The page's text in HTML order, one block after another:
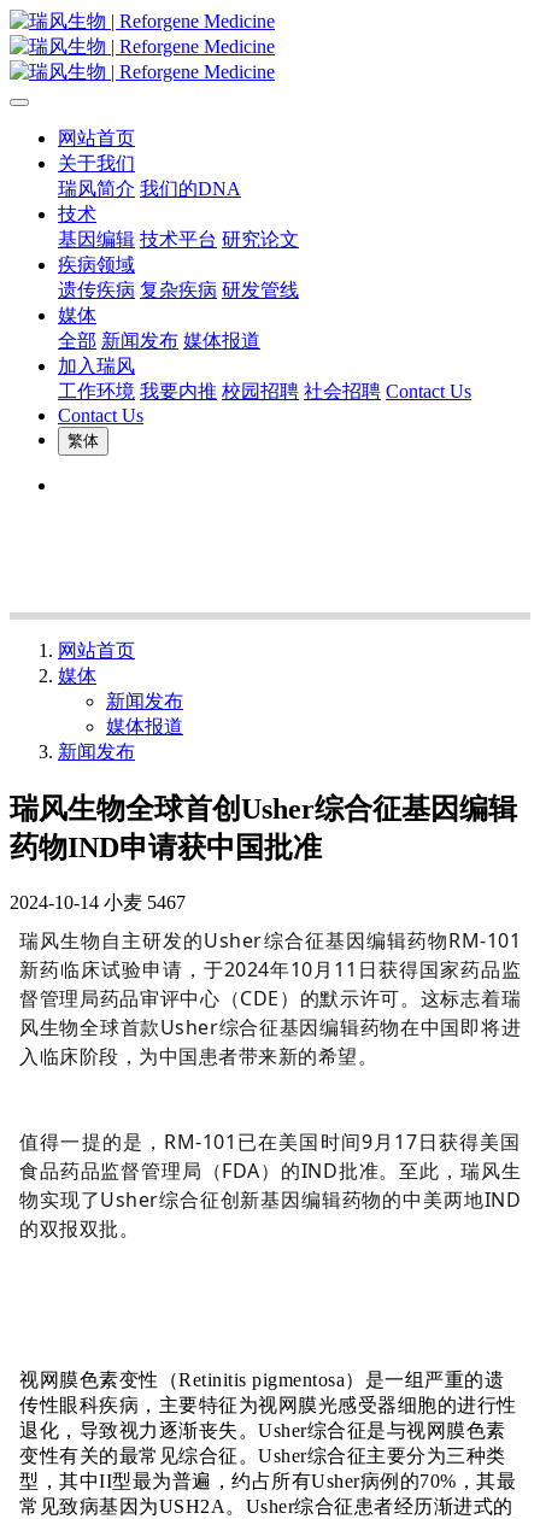
网站首页
关于我们
瑞风简介 我们的DNA
技术
基因编辑 技术平台 研究论文
疾病领域
遗传疾病 复杂疾病 研发管线
媒体
全部 新闻发布 媒体报道
加入瑞风
工作环境 我要内推 校园招聘 社会招聘 Contact Us
Contact Us
繁体
网站首页
媒体
新闻发布
媒体报道
新闻发布
瑞风生物全球首创Usher综合征基因编辑
药物IND申请获中国批准
2024-10-14 小麦 5467
瑞风生物自主研发的Usher综合征基因编辑药物RM-101
新药临床试验申请，于2024年10月11日获得国家药品监
督管理局药品审评中心（CDE）的默示许可。这标志着瑞
风生物全球首款Usher综合征基因编辑药物在中国即将进
入临床阶段，为中国患者带来新的希望。
值得一提的是，RM-101已在美国时间9月17日获得美国
食品药品监督管理局（FDA）的IND批准。至此，瑞风生
物实现了Usher综合征创新基因编辑药物的中美两地IND
的双报双批。
视网膜色素变性（Retinitis pigmentosa）是一组严重的遗
传性眼科疾病，主要特征为视网膜光感受器细胞的进行性
退化，导致视力逐渐丧失。Usher综合征是与视网膜色素
变性有关的最常见综合征。Usher综合征主要分为三种类
型，其中II型最为普遍，约占所有Usher病例的70%，其最
常见致病基因为USH2A。 Usher综合征患者经历渐进式的